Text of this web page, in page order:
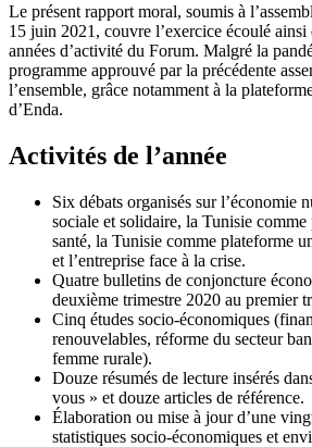
Le présent rapport moral, soumis à
15 juin 2021, couvre l’exercice écoulé ainsi
années d’activité du Forum. Malgré la
programme approuvé par la précédente
l’ensemble, grâce notamment à la
d’Enda.
Activités de l’année
Six débats organisés sur l’économie
sociale et solidaire, la Tunisie
santé, la Tunisie comme plateforme
et l’entreprise face à la crise.
Quatre bulletins de conjoncture
deuxième trimestre 2020 au premier
Cinq études socio-économiques
renouvelables, réforme du secteur
femme rurale).
Douze résumés de lecture insérés
vous » et douze articles de référence.
Élaboration ou mise à jour d’une
statistiques socio-économiques et